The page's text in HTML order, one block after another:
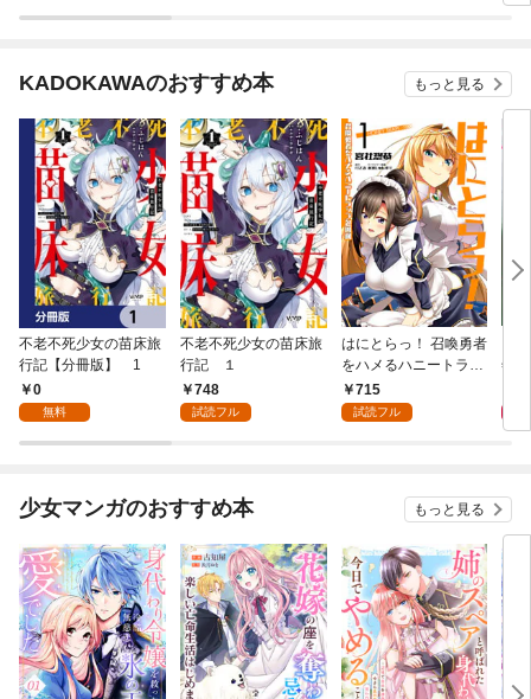
KADOKAWAのおすすめ本 もっと見る
不老不死少女の苗床旅
行記【分冊版】 1
0
無料
不老不死少女の苗床旅
行記 １
748
試読フル
はにとらっ！ 召喚勇者
をハメるハニートラッ
プ包囲網 1
715
試読フル
年9
少女マンガのおすすめ本 もっと見る